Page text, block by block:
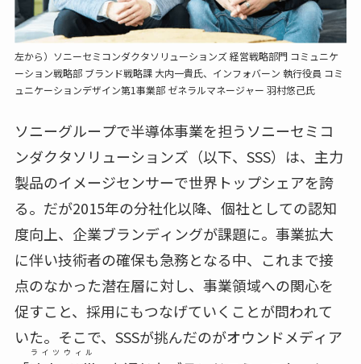
左から）ソニーセミコンダクタソリューションズ 経営戦略部門 コミュニケ
ーション戦略部 ブランド戦略課 大内一貴氏、インフォバーン 執行役員 コミ
ュニケーションデザイン第1事業部 ゼネラルマネージャー 羽村悠己氏
ソニーグループで半導体事業を担うソニーセミコ
ンダクタソリューションズ（以下、SSS）は、主力
製品のイメージセンサーで世界トップシェアを誇
る。だが2015年の分社化以降、個社としての認知
度向上、企業ブランディングが課題に。事業拡大
に伴い技術者の確保も急務となる中、これまで接
点のなかった潜在層に対し、事業領域への関心を
促すこと、採用にもつなげていくことが問われて
いた。そこで、SSSが挑んだのがオウンドメディア
ライツウィル